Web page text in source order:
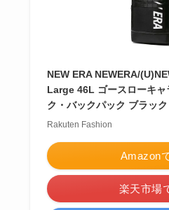
NEW ERA NEWERA/
Large 46L ゴースローキャ
ク・バックパック ブラック
Rakuten Fashion
Amazon
楽天市場